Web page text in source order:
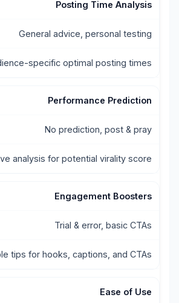
Posting Time Analysis
General advice, personal testing
specific optimal posting times
Performance Prediction
No prediction, post & pray
analysis for potential virality score
Engagement Boosters
Trial & error, basic CTAs
tips for hooks, captions, and CTAs
Ease of Use